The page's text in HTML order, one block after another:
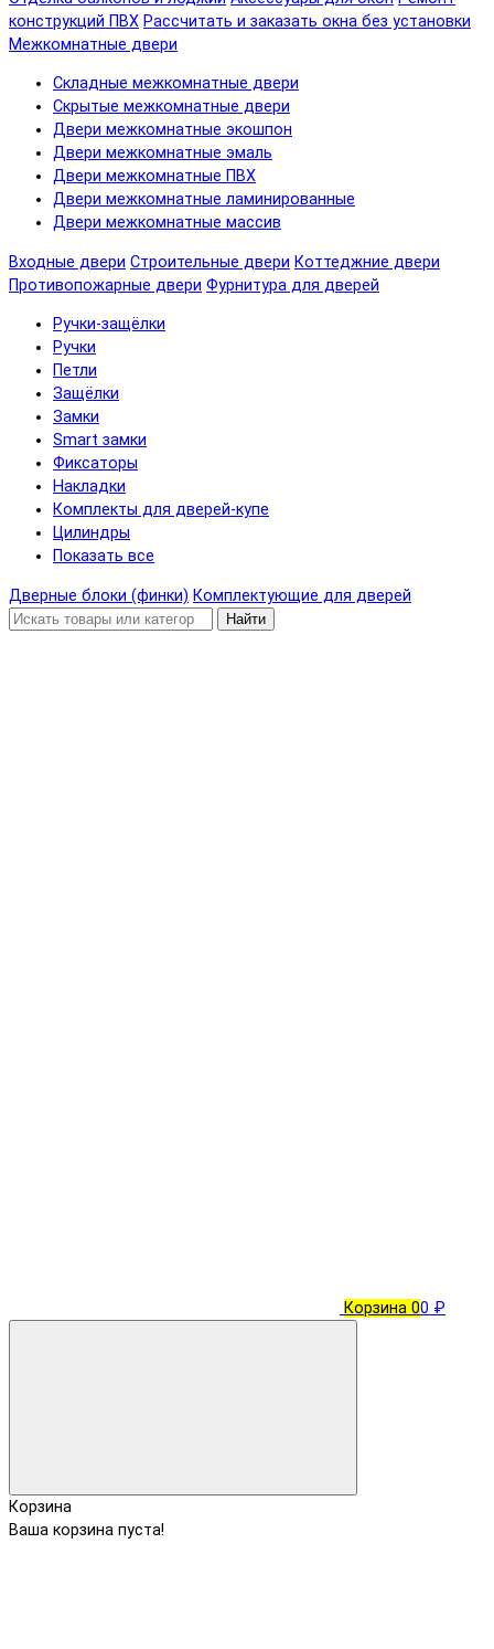
конструкций ПВХ Рассчитать и заказать окна без установки
Межкомнатные двери
Складные межкомнатные двери
Скрытые межкомнатные двери
Двери межкомнатные экошпон
Двери межкомнатные эмаль
Двери межкомнатные ПВХ
Двери межкомнатные ламинированные
Двери межкомнатные массив
Входные двери Строительные двери Коттеджние двери
Противопожарные двери Фурнитура для дверей
Ручки-защёлки
Ручки
Петли
Защёлки
Замки
Smart замки
Фиксаторы
Накладки
Комплекты для дверей-купе
Цилиндры
Показать все
Дверные блоки (финки) Комплектующие для дверей
Найти
Корзина 00 ₽
Корзина
Ваша корзина пуста!